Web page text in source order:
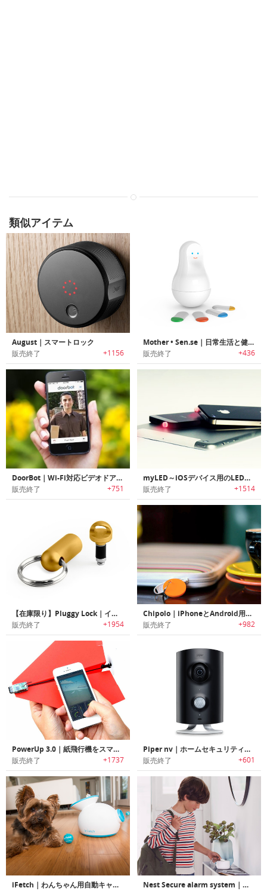
類似アイテム
August｜スマートロック
販売終了 +1156
Mother • Sen.se｜日常生活と健康に役立つスマートセット
販売終了 +436
DoorBot｜Wi-Fi対応ビデオドアベル
販売終了 +751
myLED～iOSデバイス用のLED通知ライト
販売終了 +1514
【在庫限り】Pluggy Lock｜イヤホンジャックに装着するストラップホール「プラギーロック」
販売終了 +1954
Chipolo｜iPhoneとAndroid用Bluetoothアイテム·ファインダ
販売終了 +982
PowerUp 3.0｜紙飛行機をスマホでコントロールするキット
販売終了 +1737
Piper nv｜ホームセキュリティと自動化
販売終了 +601
iFetch｜わんちゃん用自動キャッチボールマシン Nest Secure alarm system｜窓・ドア開閉/入退出検知機能搭載セキュリティシステム「ネストセキュア」